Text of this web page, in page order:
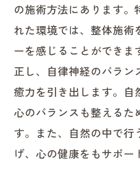
整体による体
施術が頭痛に
生理痛と頭痛
整体がもたら
自律神経を整える
ら解決する
自律神経の役割
の施術方法にあります。
れた環境では、整体施術
ーを感じることができま
正し、自律神経のバラン
癒力を引き出します。自
心のバランスも整えるた
す。また、自然の中で行
げ、心の健康をもサポー